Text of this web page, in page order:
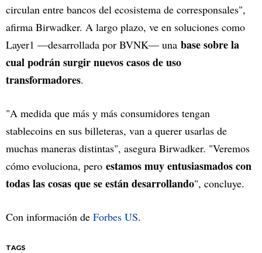
circulan entre bancos del ecosistema de corresponsales",
afirma Birwadker. A largo plazo, ve en soluciones como
Layer1 —desarrollada por BVNK— una base sobre la
cual podrán surgir nuevos casos de uso
transformadores.
"A medida que más y más consumidores tengan
stablecoins en sus billeteras, van a querer usarlas de
muchas maneras distintas", asegura Birwadker. "Veremos
cómo evoluciona, pero estamos muy entusiasmados con
todas las cosas que se están desarrollando", concluye.
Con información de Forbes US.
TAGS